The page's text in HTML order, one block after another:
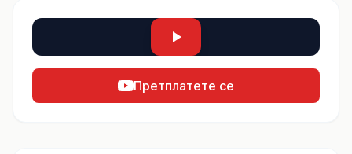
Претплатете се